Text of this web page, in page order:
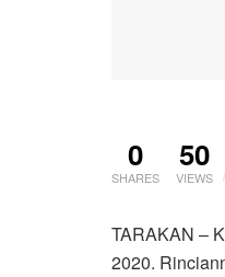
0
SHARES
50
VIEWS
TARAKAN –
2020.